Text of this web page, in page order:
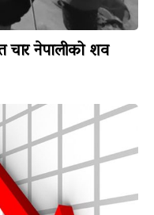
चार नेपालीको शव